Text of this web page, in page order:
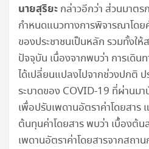
นายสุริยะ กล่าวอีกว่า ส่วนมาตร
กำหนดแนวทางการพิจารณาโด
ของประชาชนเป็นหลัก รวมทั้งใ
ปัจจุบัน เนื่องจากพบว่า การเดิน
ได้เปลี่ยนแปลงไปจากช่วงปกติ
ระบาดของ COVID-19 ที่ผ่านม
เพื่อปรับเพดานอัตราค่าโดยสาร
ต้นทุนค่าโดยสาร พบว่า เบื้องต้
เพดานอัตราค่าโดยสารจากสถา